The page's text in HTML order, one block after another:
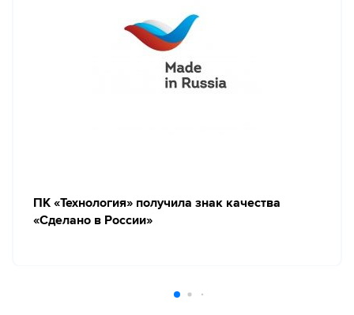
ПК «Технология» получила знак качества
«Сделано в России»